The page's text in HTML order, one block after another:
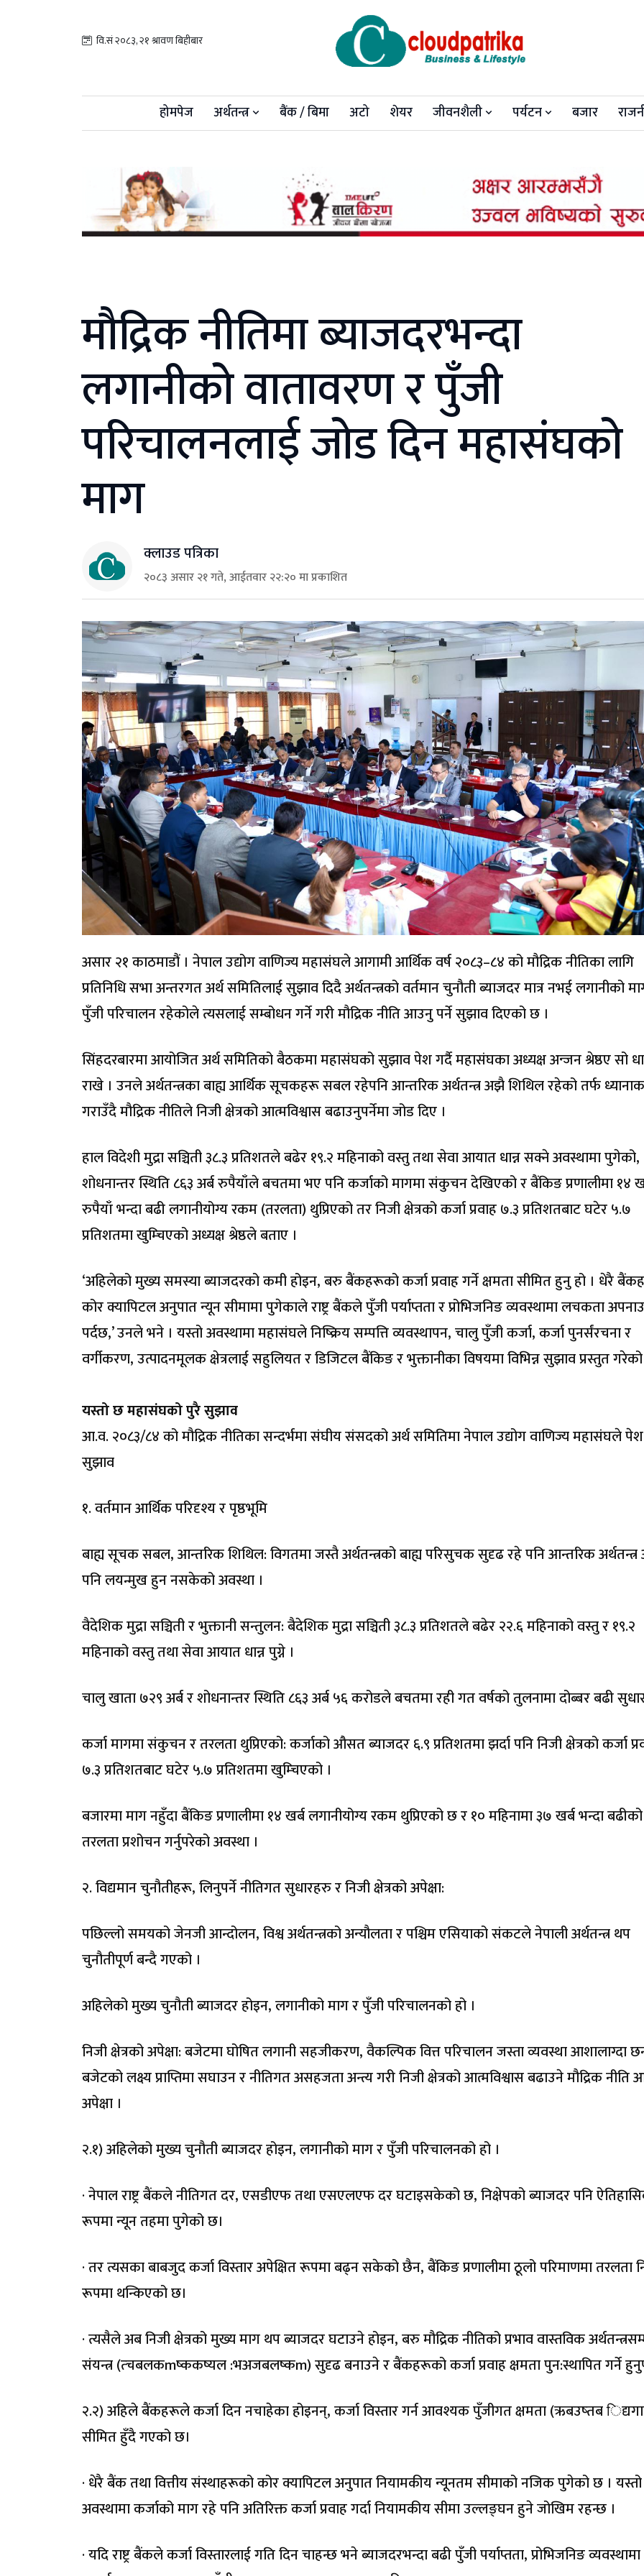
वि.सं २०८३, २१ श्रावण बिहीबार
होमपेज अर्थतन्त्र बैंक / बिमा अटो शेयर जीवनशैली पर्यटन बजार
मौद्रिक नीतिमा ब्याजदरभन्दा
लगानीको वातावरण र पुँजी
परिचालनलाई जोड दिन महासंघको
माग
क्लाउड पत्रिका
२०८३ असार २१ गते, आईतवार २२:२० मा प्रकाशित
असार २१ काठमाडौं । नेपाल उद्योग वाणिज्य महासंघले आगामी आर्थिक वर्ष २०८३–८४ को मौद्रिक नीतिका लागि
प्रतिनिधि सभा अन्तरगत अर्थ समितिलाई सुझाव दिदै अर्थतन्त्रको वर्तमान चुनौती ब्याजदर मात्र नभई लगानीको
पुँजी परिचालन रहेकोले त्यसलाई सम्बोधन गर्ने गरी मौद्रिक नीति आउनु पर्ने सुझाव दिएको छ ।
सिंहदरबारमा आयोजित अर्थ समितिको बैठकमा महासंघको सुझाव पेश गर्दै महासंघका अध्यक्ष अन्जन श्रेष्ठए सो
राखे । उनले अर्थतन्त्रका बाह्य आर्थिक सूचकहरू सबल रहेपनि आन्तरिक अर्थतन्त्र अझै शिथिल रहेको तर्फ
गराउँदै मौद्रिक नीतिले निजी क्षेत्रको आत्मविश्वास बढाउनुपर्नेमा जोड दिए ।
हाल विदेशी मुद्रा सञ्चिती ३८.३ प्रतिशतले बढेर १९.२ महिनाको वस्तु तथा सेवा आयात धान्न सक्ने अवस्थामा पुगेको,
शोधनान्तर स्थिति ८६३ अर्ब रुपैयाँले बचतमा भए पनि कर्जाको मागमा संकुचन देखिएको र बैंकिङ प्रणालीमा १४
रुपैयाँ भन्दा बढी लगानीयोग्य रकम (तरलता) थुप्रिएको तर निजी क्षेत्रको कर्जा प्रवाह ७.३ प्रतिशतबाट घटेर ५.७
प्रतिशतमा खुम्चिएको अध्यक्ष श्रेष्ठले बताए ।
‘अहिलेको मुख्य समस्या ब्याजदरको कमी होइन, बरु बैंकहरूको कर्जा प्रवाह गर्ने क्षमता सीमित हुनु हो । धेरै
कोर क्यापिटल अनुपात न्यून सीमामा पुगेकाले राष्ट्र बैंकले पुँजी पर्याप्तता र प्रोभिजनिङ व्यवस्थामा लचकता
पर्दछ,’ उनले भने । यस्तो अवस्थामा महासंघले निष्क्रिय सम्पत्ति व्यवस्थापन, चालु पुँजी कर्जा, कर्जा पुनर्संरचना र
वर्गीकरण, उत्पादनमूलक क्षेत्रलाई सहुलियत र डिजिटल बैंकिङ र भुक्तानीका विषयमा विभिन्न सुझाव प्रस्तुत
यस्तो छ महासंघको पुरै सुझाव
आ.व. २०८३/८४ को मौद्रिक नीतिका सन्दर्भमा संघीय संसदको अर्थ समितिमा नेपाल उद्योग वाणिज्य महासंघले
सुझाव
१. वर्तमान आर्थिक परिदृश्य र पृष्ठभूमि
बाह्य सूचक सबल, आन्तरिक शिथिल: विगतमा जस्तै अर्थतन्त्रको बाह्य परिसुचक सुदृढ रहे पनि आन्तरिक
पनि लयन्मुख हुन नसकेको अवस्था ।
वैदेशिक मुद्रा सञ्चिती र भुक्तानी सन्तुलन: बैदेशिक मुद्रा सञ्चिती ३८.३ प्रतिशतले बढेर २२.६ महिनाको वस्तु र १९.२
महिनाको वस्तु तथा सेवा आयात धान्न पुग्ने ।
चालु खाता ७२९ अर्ब र शोधनान्तर स्थिति ८६३ अर्ब ५६ करोडले बचतमा रही गत वर्षको तुलनामा दोब्बर बढी
कर्जा मागमा संकुचन र तरलता थुप्रिएको: कर्जाको औसत ब्याजदर ६.९ प्रतिशतमा झर्दा पनि निजी क्षेत्रको कर्जा
७.३ प्रतिशतबाट घटेर ५.७ प्रतिशतमा खुम्चिएको ।
बजारमा माग नहुँदा बैंकिङ प्रणालीमा १४ खर्ब लगानीयोग्य रकम थुप्रिएको छ र १० महिनामा ३७ खर्ब भन्दा बढीको
तरलता प्रशोचन गर्नुपरेको अवस्था ।
२. विद्यमान चुनौतीहरू, लिनुपर्ने नीतिगत सुधारहरु र निजी क्षेत्रको अपेक्षा:
पछिल्लो समयको जेनजी आन्दोलन, विश्व अर्थतन्त्रको अन्यौलता र पश्चिम एसियाको संकटले नेपाली अर्थतन्त्र थप
चुनौतीपूर्ण बन्दै गएको ।
अहिलेको मुख्य चुनौती ब्याजदर होइन, लगानीको माग र पुँजी परिचालनको हो ।
निजी क्षेत्रको अपेक्षा: बजेटमा घोषित लगानी सहजीकरण, वैकल्पिक वित्त परिचालन जस्ता व्यवस्था आशालाग्दा
बजेटको लक्ष्य प्राप्तिमा सघाउन र नीतिगत असहजता अन्त्य गरी निजी क्षेत्रको आत्मविश्वास बढाउने मौद्रिक नीति
अपेक्षा ।
२.१) अहिलेको मुख्य चुनौती ब्याजदर होइन, लगानीको माग र पुँजी परिचालनको हो ।
· नेपाल राष्ट्र बैंकले नीतिगत दर, एसडीएफ तथा एसएलएफ दर घटाइसकेको छ, निक्षेपको ब्याजदर पनि
रूपमा न्यून तहमा पुगेको छ।
· तर त्यसका बाबजुद कर्जा विस्तार अपेक्षित रूपमा बढ्न सकेको छैन, बैंकिङ प्रणालीमा ठूलो परिमाणमा तरलता
रूपमा थन्किएको छ।
· त्यसैले अब निजी क्षेत्रको मुख्य माग थप ब्याजदर घटाउने होइन, बरु मौद्रिक नीतिको प्रभाव वास्तविक
संयन्त्र (त्चबलकmष्ककष्यल :भअजबलष्कm) सुदृढ बनाउने र बैंकहरूको कर्जा प्रवाह क्षमता पुन:स्थापित गर्ने
२.२) अहिले बैंकहरूले कर्जा दिन नचाहेका होइनन्, कर्जा विस्तार गर्न आवश्यक पुँजीगत क्षमता (ऋबउष्तब
सीमित हुँदै गएको छ।
· धेरै बैंक तथा वित्तीय संस्थाहरूको कोर क्यापिटल अनुपात नियामकीय न्यूनतम सीमाको नजिक पुगेको छ । यस्तो
अवस्थामा कर्जाको माग रहे पनि अतिरिक्त कर्जा प्रवाह गर्दा नियामकीय सीमा उल्लङ्घन हुने जोखिम रहन्छ ।
· यदि राष्ट्र बैंकले कर्जा विस्तारलाई गति दिन चाहन्छ भने ब्याजदरभन्दा बढी पुँजी पर्याप्तता, प्रोभिजनिङ व्यवस्थामा